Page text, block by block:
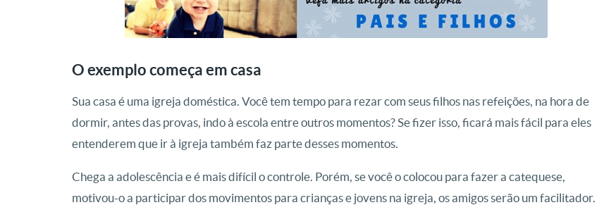
O exemplo começa em casa
Sua casa é uma igreja doméstica. Você tem tempo para rezar com seus filhos nas refeições, na hora de
dormir, antes das provas, indo à escola entre outros momentos? Se fizer isso, ficará mais fácil para eles
entenderem que ir à igreja também faz parte desses momentos.
Chega a adolescência e é mais difícil o controle. Porém, se você o colocou para fazer a catequese,
motivou-o a participar dos movimentos para crianças e jovens na igreja, os amigos serão um facilitador.